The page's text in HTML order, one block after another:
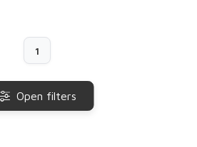
1
Open filters